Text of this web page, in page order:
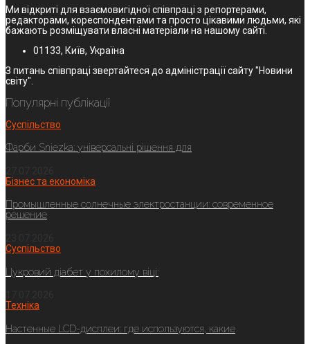
Ми відкриті для взаємовигідної співпраці з репортерами,
редакторами, кореспондентами та просто цікавими людьми, які
бажають розміщувати власні матеріали на нашому сайті.
01133, Київ, Україна
З питань співпраці звертайтеся до адміністрації сайту "Новини
світу".
Популярні публікації
Суспільство
Фарби Sniezka: універсальні рішення для
Бізнес та економіка
Промышленные солнечные электростанции: современное
решение
Суспільство
Цукровий діабет у похилому віці:
Техніка
Настенные LCD-дисплеи: где используются, какие